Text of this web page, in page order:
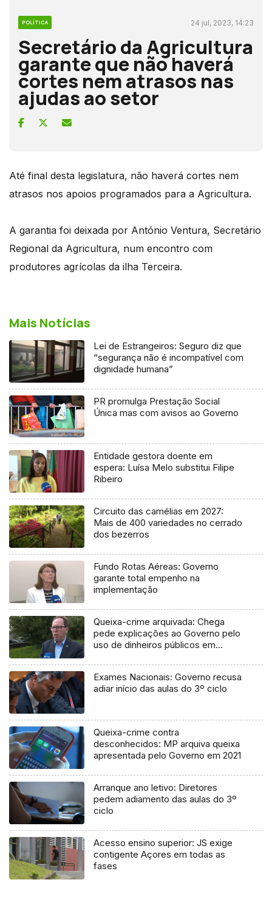
POLÍTICA 24 jul, 2023, 14:23
Secretário da Agricultura
garante que não haverá
cortes nem atrasos nas
ajudas ao setor
Até final desta legislatura, não haverá cortes nem
atrasos nos apoios programados para a Agricultura.
A garantia foi deixada por António Ventura, Secretário
Regional da Agricultura, num encontro com
produtores agrícolas da ilha Terceira.
Mais Notícias
Lei de Estrangeiros: Seguro diz que
“segurança não é incompatível com
dignidade humana”
PR promulga Prestação Social
Única mas com avisos ao Governo
Entidade gestora doente em
espera: Luísa Melo substitui Filipe
Ribeiro
Circuito das camélias em 2027:
Mais de 400 variedades no cerrado
dos bezerros
Fundo Rotas Aéreas: Governo
garante total empenho na
implementação
Queixa-crime arquivada: Chega
pede explicações ao Governo pelo
uso de dinheiros públicos em
Exames Nacionais: Governo recusa
adiar início das aulas do 3º ciclo
Queixa-crime contra
desconhecidos: MP arquiva queixa
apresentada pelo Governo em 2021
Arranque ano letivo: Diretores
pedem adiamento das aulas do 3º
ciclo
Acesso ensino superior: JS exige
contigente Açores em todas as
fases